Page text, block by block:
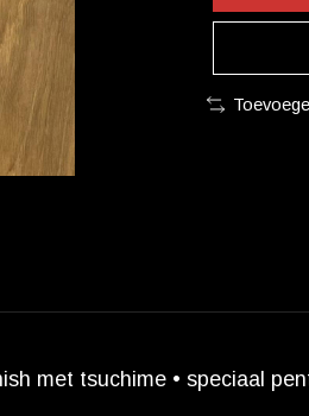
met tsuchime • speciaal